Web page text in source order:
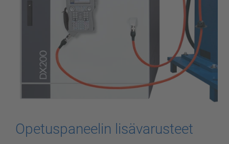
Opetuspaneelin lisävarusteet